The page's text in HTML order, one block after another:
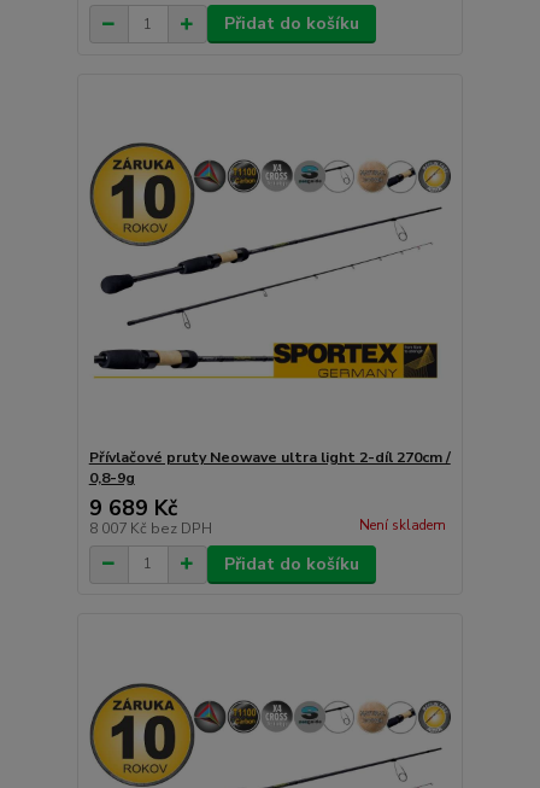
Přidat do košíku
Přívlačové pruty Neowave ultra light 2-díl 270cm /
0,8-9g
9 689 Kč
8 007 Kč bez DPH Není skladem
Přidat do košíku